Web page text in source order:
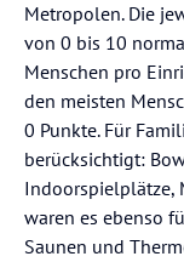
Metropolen. Die
von 0 bis 10
Menschen pro
den meisten
0 Punkte. Für
berücksichtigt:
Indoorspielplätze,
waren es ebenso
Saunen und